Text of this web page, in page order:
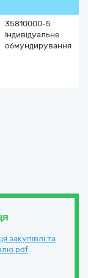
35810000-5
Індивідуальне
обмундирування
закупівлі та